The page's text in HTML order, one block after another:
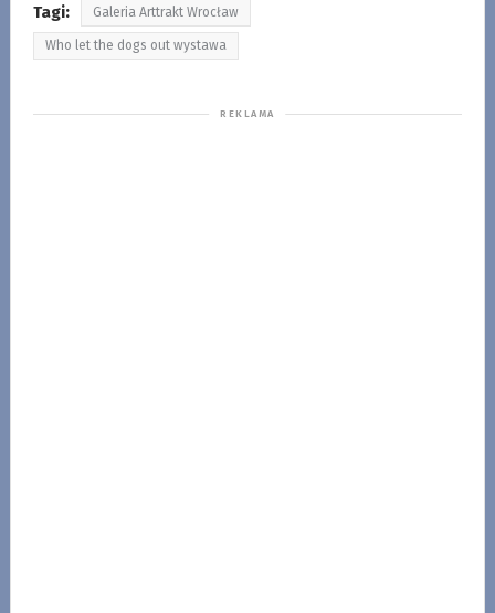
Tagi: Galeria Arttrakt Wrocław
Who let the dogs out wystawa